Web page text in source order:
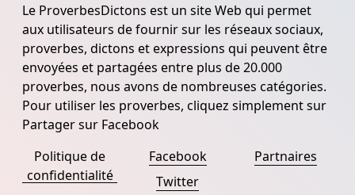
Le ProverbesDictons est un site Web qui permet
aux utilisateurs de fournir sur les réseaux sociaux,
proverbes, dictons et expressions qui peuvent être
envoyées et partagées entre plus de 20.000
proverbes, nous avons de nombreuses catégories.
Pour utiliser les proverbes, cliquez simplement sur
Partager sur Facebook
Politique de
confidentialité
Facebook
Twitter
Partnaires